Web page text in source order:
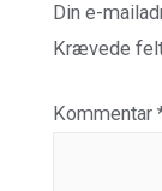
Din e-
Krævede
Kommentar